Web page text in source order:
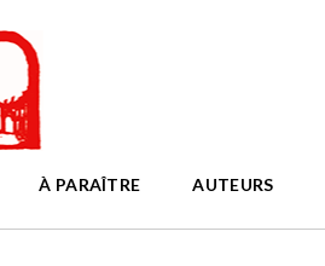
À PARAÎTRE AUTEURS